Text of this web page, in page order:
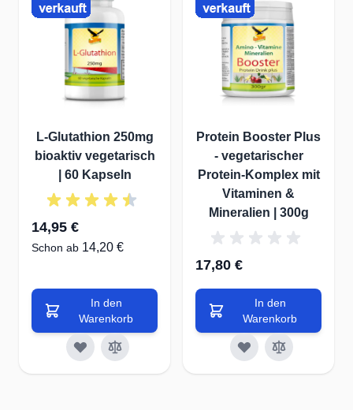
L-Glutathion 250mg
bioaktiv vegetarisch
| 60 Kapseln
14,95 €
Schon ab 14,20 €
In den
Warenkorb
Protein Booster Plus
- vegetarischer
Protein-Komplex mit
Vitaminen &
Mineralien | 300g
17,80 €
In den
Warenkorb